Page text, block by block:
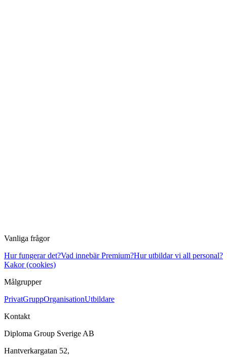
Vanliga frågor
Hur fungerar det?Vad innebär Premium?Hur utbildar vi all personal?
Kakor (cookies)
Målgrupper
PrivatGruppOrganisationUtbildare
Kontakt
Diploma Group Sverige AB
Hantverkargatan 52,